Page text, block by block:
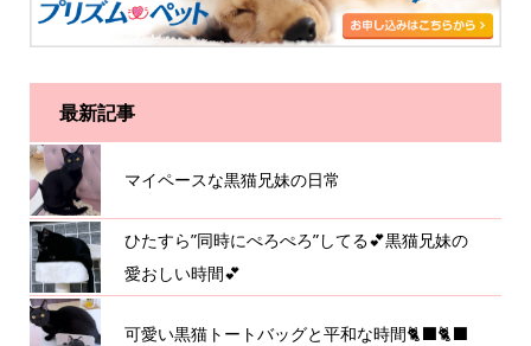
最新記事
マイペースな黒猫兄妹の日常
ひたすら”同時にぺろぺろ”してる💕黒猫兄妹の
愛おしい時間💕
可愛い黒猫トートバッグと平和な時間🐈‍⬛🐈‍⬛